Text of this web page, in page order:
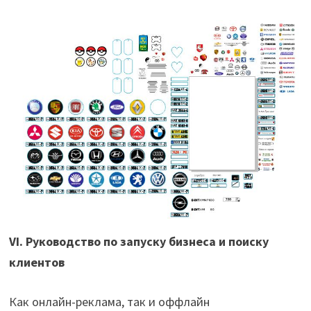
VI. Руководство по запуску бизнеса и поиску
клиентов
Как онлайн-реклама, так и оффлайн